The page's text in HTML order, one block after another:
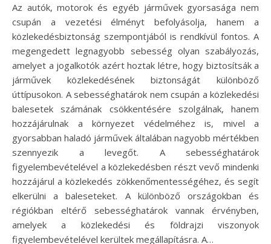
Az autók, motorok és egyéb járművek gyorsasága nem
csupán a vezetési élményt befolyásolja, hanem a
közlekedésbiztonság szempontjából is rendkívül fontos. A
megengedett legnagyobb sebesség olyan szabályozás,
amelyet a jogalkotók azért hoztak létre, hogy biztosítsák a
járművek közlekedésének biztonságát különböző
úttípusokon. A sebességhatárok nem csupán a közlekedési
balesetek számának csökkentésére szolgálnak, hanem
hozzájárulnak a környezet védelméhez is, mivel a
gyorsabban haladó járművek általában nagyobb mértékben
szennyezik a levegőt. A sebességhatárok
figyelembevételével a közlekedésben részt vevő mindenki
hozzájárul a közlekedés zökkenőmentességéhez, és segít
elkerülni a baleseteket. A különböző országokban és
régiókban eltérő sebességhatárok vannak érvényben,
amelyek a közlekedési és földrajzi viszonyok
figyelembevételével kerültek megállapításra. A…